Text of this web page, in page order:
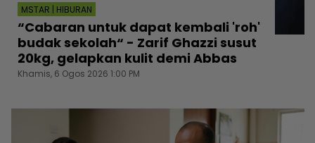
MSTAR | HIBURAN
“Cabaran untuk dapat kembali 'roh'
budak sekolah“ - Zarif Ghazzi susut
20kg, gelapkan kulit demi Abbas
Khamis, 6 Ogos 2026 1:00 PM